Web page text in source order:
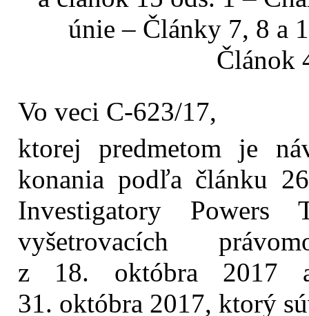
únie – Články 7, 8 a
Článok
Vo veci C‑623/17,
ktorej predmetom je
konania podľa článku
Investigatory
vyšetrovacích
z 18. októbra 2017
31. októbra 2017, ktorý